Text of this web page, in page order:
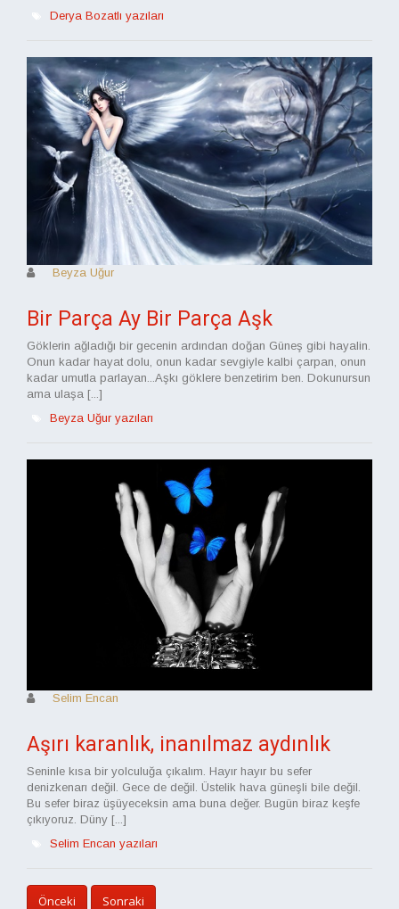
Derya Bozatlı yazıları
Beyza Uğur
Bir Parça Ay Bir Parça Aşk
Göklerin ağladığı bir gecenin ardından doğan Güneş gibi hayalin.
Onun kadar hayat dolu, onun kadar sevgiyle kalbi çarpan, onun
kadar umutla parlayan...Aşkı göklere benzetirim ben. Dokunursun
ama ulaşa [...]
Beyza Uğur yazıları
Selim Encan
Aşırı karanlık, inanılmaz aydınlık
Seninle kısa bir yolculuğa çıkalım. Hayır hayır bu sefer
denizkenarı değil. Gece de değil. Üstelik hava güneşli bile değil.
Bu sefer biraz üşüyeceksin ama buna değer. Bugün biraz keşfe
çıkıyoruz. Düny [...]
Selim Encan yazıları
Önceki Sonraki